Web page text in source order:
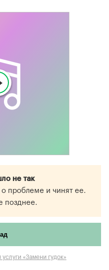
не так
проблеме и чинят ее.
позднее.
«Замени гудок»